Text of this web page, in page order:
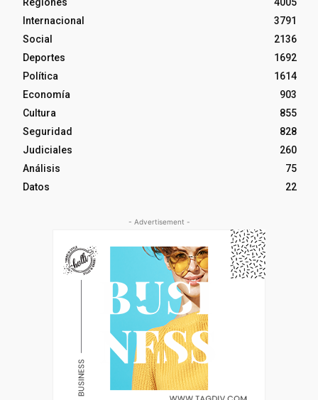
Regiones
4005
Internacional
3791
Social
2136
Deportes
1692
Política
1614
Economía
903
Cultura
855
Seguridad
828
Judiciales
260
Análisis
75
Datos
22
- Advertisement -